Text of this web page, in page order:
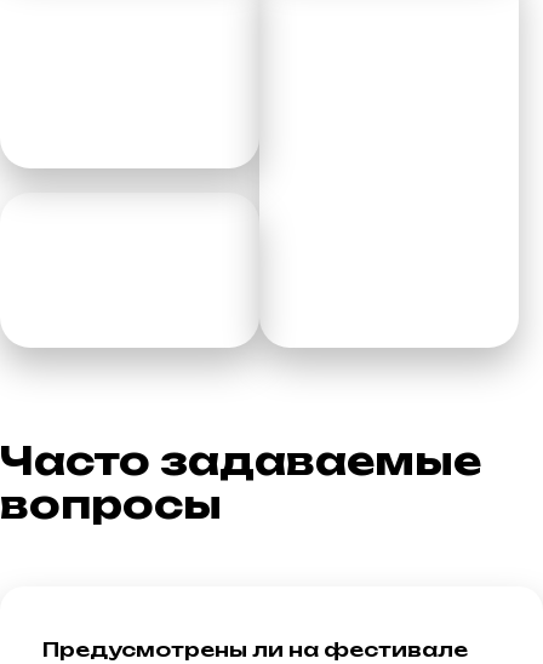
Часто задаваемые
вопросы
Предусмотрены ли на фестивале